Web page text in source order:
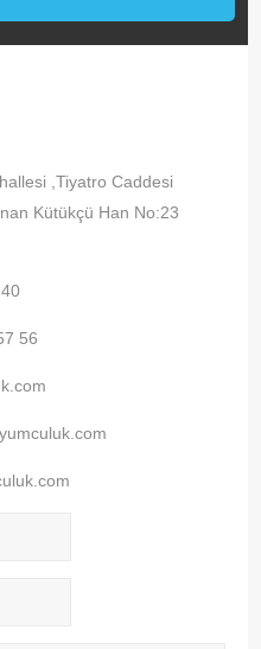
,Tiyatro Caddesi
Kütükçü Han No:23
56